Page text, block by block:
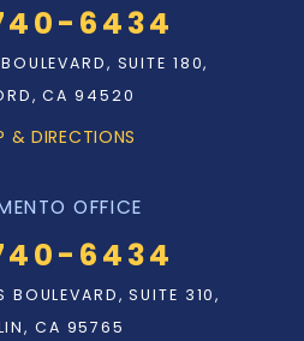
6434
SUITE 180,
CA 94520
& DIRECTIONS
OFFICE
6434
SUITE 310,
CA 95765